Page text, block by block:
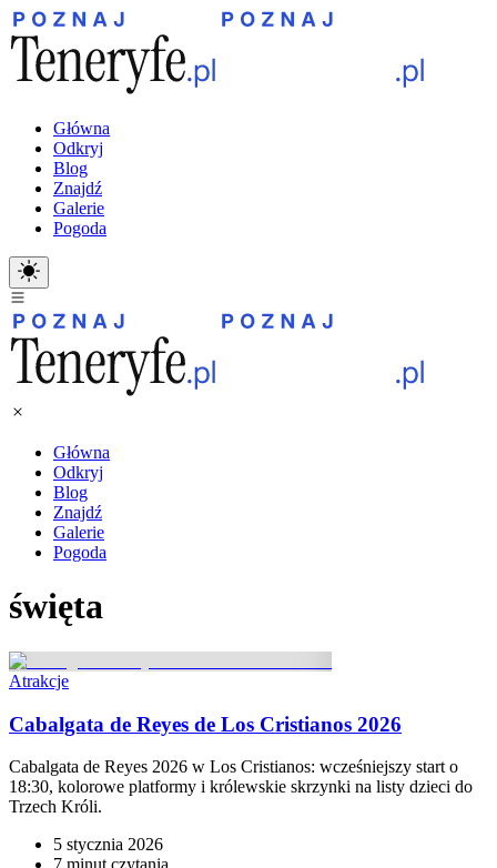
Główna
Odkryj
Blog
Znajdź
Galerie
Pogoda
Główna
Odkryj
Blog
Znajdź
Galerie
Pogoda
święta
Atrakcje
Cabalgata de Reyes de Los Cristianos 2026
Cabalgata de Reyes 2026 w Los Cristianos: wcześniejszy start o
18:30, kolorowe platformy i królewskie skrzynki na listy dzieci do
Trzech Króli.
5 stycznia 2026